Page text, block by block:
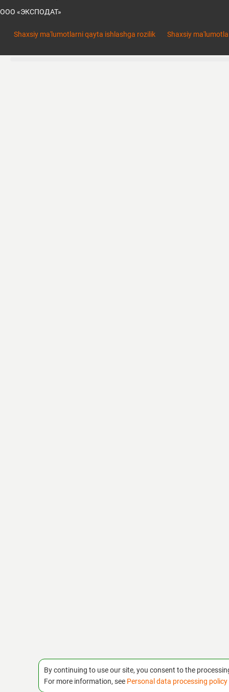
ООО «ЭКСПОДАТ»
Shaxsiy ma'lumotlarni qayta ishlashga rozilik Shaxsiy
By continuing to use our site, you consent to the
For more information, see Personal data processing policy